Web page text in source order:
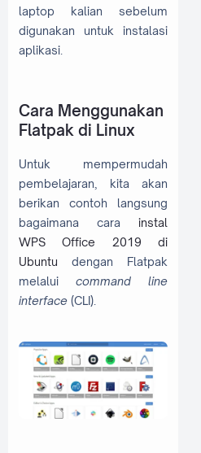
laptop kalian sebelum
digunakan untuk instalasi
aplikasi.
Cara Menggunakan
Flatpak di Linux
Untuk mempermudah
pembelajaran, kita akan
berikan contoh langsung
bagaimana cara instal
WPS Office 2019 di
Ubuntu dengan Flatpak
melalui command line
interface (CLI).